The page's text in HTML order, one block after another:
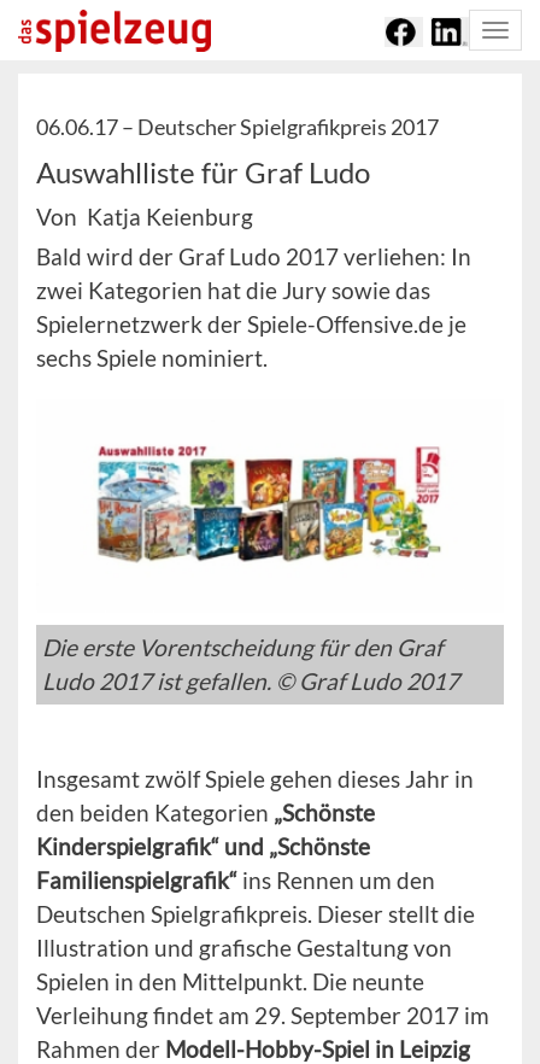
06.06.17 – Deutscher Spielgrafikpreis 2017
Auswahlliste für Graf Ludo
Von Katja Keienburg
Bald wird der Graf Ludo 2017 verliehen: In
zwei Kategorien hat die Jury sowie das
Spielernetzwerk der Spiele-Offensive.de je
sechs Spiele nominiert.
Die erste Vorentscheidung für den Graf
Ludo 2017 ist gefallen. © Graf Ludo 2017
Insgesamt zwölf Spiele gehen dieses Jahr in
den beiden Kategorien „Schönste
Kinderspielgrafik“ und „Schönste
Familienspielgrafik“ ins Rennen um den
Deutschen Spielgrafikpreis. Dieser stellt die
Illustration und grafische Gestaltung von
Spielen in den Mittelpunkt. Die neunte
Verleihung findet am 29. September 2017 im
Rahmen der Modell-Hobby-Spiel in Leipzig